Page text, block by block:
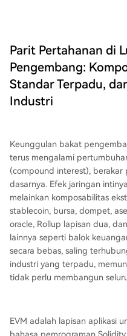
Parit Pertahanan di
Pengembang:
Standar Terpadu,
Industri
Keunggulan bakat
terus mengalami
(compound interest), berakar
dasarnya. Efek jaringan
melainkan komposabilitas
stablecoin, bursa, dompet,
oracle, Rollup lapisan dua,
lainnya seperti balok
secara bebas, saling
industri yang terpadu,
tidak perlu membangun
EVM adalah lapisan aplikasi